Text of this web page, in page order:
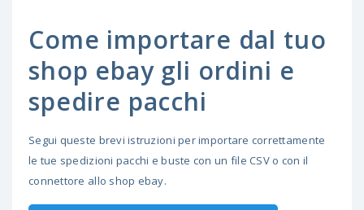
Come importare dal tuo
shop ebay gli ordini e
spedire pacchi
Segui queste brevi istruzioni per importare correttamente
le tue spedizioni pacchi e buste con un file CSV o con il
connettore allo shop ebay.